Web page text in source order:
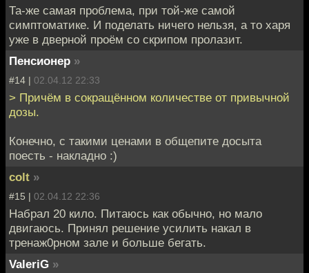
Та-же самая проблема, при той-же самой
симптоматике. И поделать ничего нельзя, а то харя
уже в дверной проём со скрипом пролазит.
Пенсионер »
#14 | 02.04.12 22:33
> Причём в сокращённом количестве от привычной
дозы.
Конечно, с такими ценами в общепите досыта
поесть - накладно :)
colt »
#15 | 02.04.12 22:36
Набрал 20 кило. Питаюсь как обычно, но мало
двигаюсь. Принял решение усилить накал в
тренаж0рном зале и больше бегать.
ValeriG »